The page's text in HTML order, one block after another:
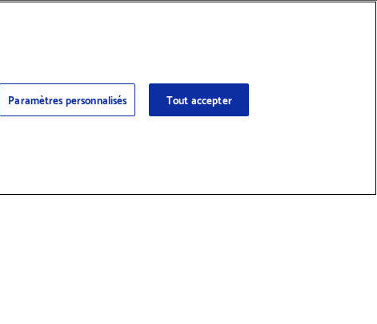
Paramètres personnalisés Tout accepter